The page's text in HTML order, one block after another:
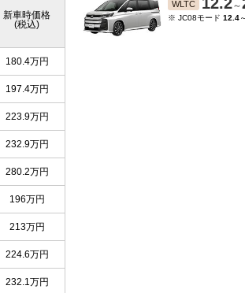
新車時価格
(税込)
180.4万円
197.4万円
223.9万円
232.9万円
280.2万円
196万円
213万円
224.6万円
232.1万円
WLTC ～
※ JC08モード 12.4～